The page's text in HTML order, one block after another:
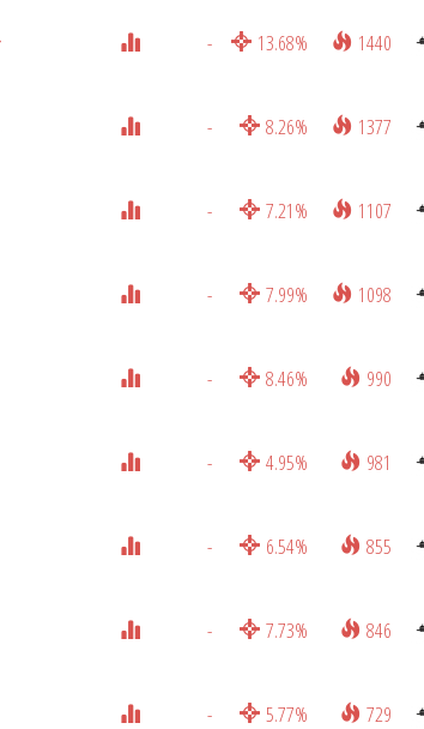
- 13.68% 1440
- 8.26% 1377
- 7.21% 1107
- 7.99% 1098
- 8.46% 990
- 4.95% 981
- 6.54% 855
- 7.73% 846
- 5.77% 729